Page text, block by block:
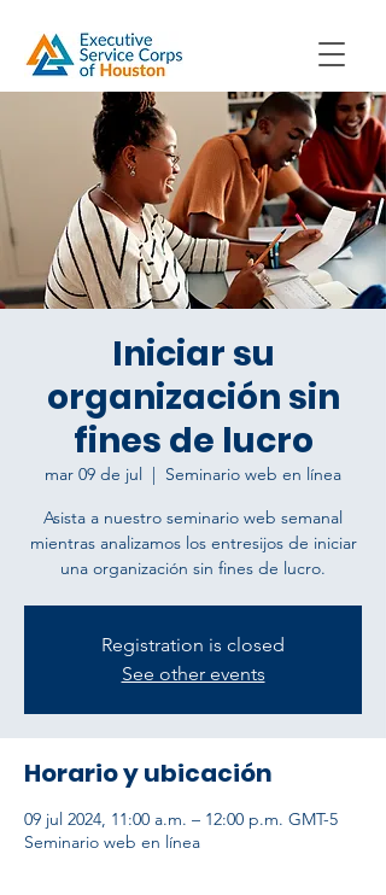
Iniciar su
organización sin
fines de lucro
mar 09 de jul
  |
Seminario web en línea
Asista a nuestro seminario web semanal
mientras analizamos los entresijos de iniciar
una organización sin fines de lucro.
Registration is closed
See other events
Horario y ubicación
09 jul 2024, 11:00 a.m. – 12:00 p.m. GMT-5
Seminario web en línea